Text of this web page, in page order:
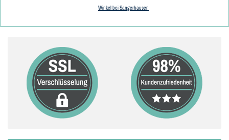
Winkel bei Sangerhausen